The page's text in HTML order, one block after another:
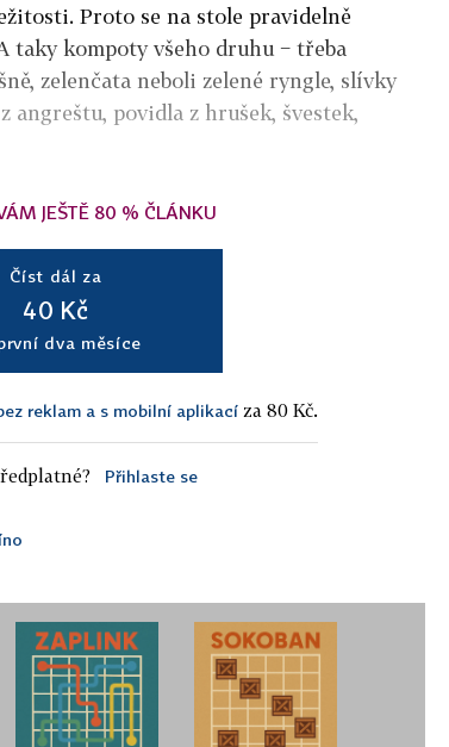
Proto se na stole pravidelně
taky kompoty všeho druhu − třeba
zelenčata neboli zelené ryngle, slívky
angreštu, povidla z hrušek, švestek,
JEŠTĚ 80 % ČLÁNKU
Číst dál za
40 Kč
dva měsíce
reklam a s mobilní aplikací za 80 Kč.
Přihlaste se